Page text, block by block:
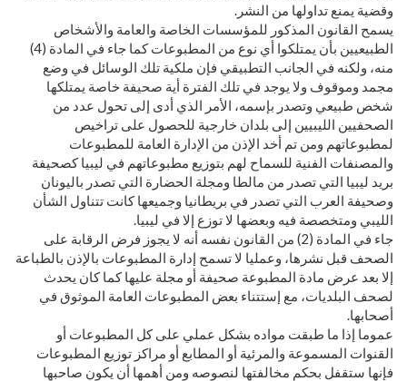
وقضية يمنع تداولها من النشر.
يسمح القانون المذكور للمؤسسات الخاصة والعامة والأشخاص
الطبيعيين بأن يمتلكوا أي نوع من المطبوعات كما جاء في المادة (4)
منه، ولكنه في الجانب التطبيقي فإن ملكية تلك الوسائل في وضع
مجمد وموقوف ولا يوجد في تلك الفترة أية صحيفة خاصة يمتلكها
شخص طبيعي وتصدر بإسمه، الأمر الذي أدى إلى تحول عدد من
الصحفيين الليبيين إلى بلدان خارجية للحصول على تراخيص
لمطبوعاتهم ومن تم أخد الإذن من الإدارة العامة للمطبوعات
والمصنفات الفنية للسماح لهم بتوزيع مطبوعاتهم في ليبيا كصحيفة
بريد ليبيا التي تصدر من مالطا ومجلة الحضارة التي تصدر باليونان
وصحيفة العرب التي تصدر في بريطانيا وجميعها كانت تتناول الشأن
الليبي ومتخصصة فيه وبعضها لا توزع إلا في ليبيا.
جاء في المادة (2) من القانون نفسه أنه لا يجوز فرض الرقابة على
الصحف قبل نشرها، وعمليا لا تسمح إدارة المطبوعات بالإذن بالطباعة
إلا بعد عرض مادة المطبوعة صحيفة أو مجلة عليها كما كان يحدث
لصحف البلديات، مع إستتناء بعض المطبوعات العامة الموثوق في
أصحابها.
عموما إذا ما طبقت مواده بشكل عملي على كل المطبوعات أو
القنوات المسموعة والمرئية أو المطابع أو مراكز توزيع المطبوعات
فإنها ستقفل بحكم مخالفتها لنصوصه ومن أهمها أن يكون صاحبها